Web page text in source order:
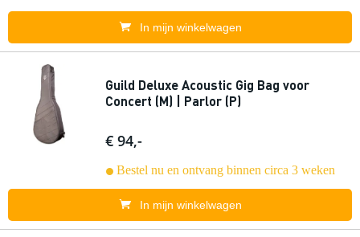
In mijn winkelwagen
Guild Deluxe Acoustic Gig Bag voor
Concert (M) | Parlor (P)
€ 94,-
Bestel nu en ontvang binnen circa 3 weken
In mijn winkelwagen